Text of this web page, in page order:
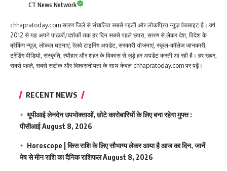
CT News Network
chhapratoday.com सारण जिले से संचालित सबसे पहली और लोकप्रिय न्यूज़ वेबसाइट है। वर्ष
2012 से यह अपने पाठकों/दर्शकों तक हर दिन सबसे पहले छपरा, सारण से लेकर देश, विदेश के
ब्रेकिंग न्यूज़, लोकल घटनाएं, रेलवे टाइमिंग अपडेट, सरकारी योजनाएं, स्कूल-कॉलेज जानकारी,
ट्रेंडिंग वीडियो, संस्कृति, त्यौहार और शहर के विकास से जुड़े हर अपडेट करती आ रही है। हर खबर,
सबसे पहले, सबसे सटीक और विश्वसनीयता के साथ केवल chhapratoday.com पर पढ़ें।
RECENT NEWS
यूपीआई लेनदेन उपभोक्ताओं, छोटे कारोबारियों के लिए बना रहेगा मुफ्त :
पीसीआईAugust 8, 2026
Horoscope | किस राशि के लिए सौभाग्य लेकर आया है आज का दिन, जानें
मेष से मीन राशि का दैनिक राशिफलAugust 8, 2026